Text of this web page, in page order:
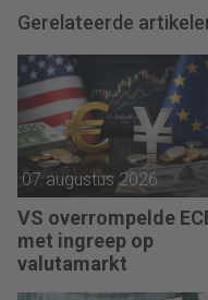
Gerelateerde
07 augustus 2026
VS overrompelde
met ingreep op
valutamarkt